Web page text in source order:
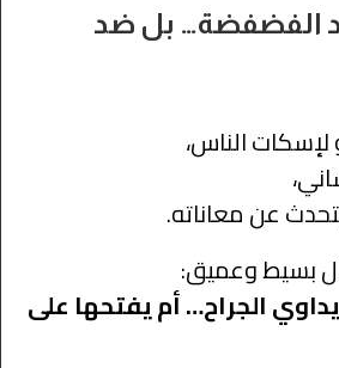
الفضفضة… بل ضد
لإسكات الناس،
عن معاناته.
بسيط وعميق:
الجراح… أم يفتحها على